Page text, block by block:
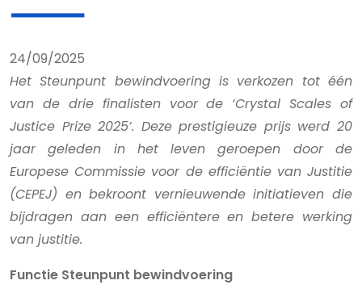
24/09/2025
Het Steunpunt bewindvoering is verkozen tot één
van de drie finalisten voor de ‘Crystal Scales of
Justice Prize 2025’. Deze prestigieuze prijs werd 20
jaar geleden in het leven geroepen door de
Europese Commissie voor de efficiëntie van Justitie
(CEPEJ) en bekroont vernieuwende initiatieven die
bijdragen aan een efficiëntere en betere werking
van justitie.
Functie Steunpunt bewindvoering